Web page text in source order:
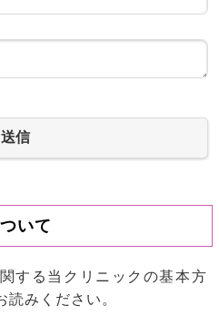
送信
いて
する当クリニックの基本方
みください。